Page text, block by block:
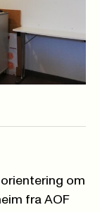
om
fra AOF